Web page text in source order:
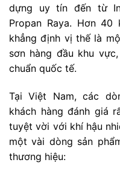
dựng uy tín đến từ
Propan Raya. Hơn 40
khẳng định vị thế là
sơn hàng đầu khu
chuẩn quốc tế.
Tại Việt Nam, các
khách hàng đánh giá
tuyệt vời với khí hậu
một vài dòng sản
thương hiệu: